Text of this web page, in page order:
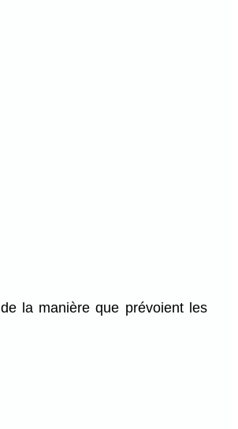
la manière que prévoient les